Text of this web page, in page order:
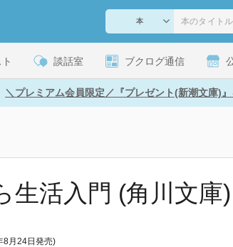
談話室 ブクログ通信
＼プレミアム会員限定／『プレゼント(新潮文庫)』
生活入門 (角川文庫)
月24日発売)